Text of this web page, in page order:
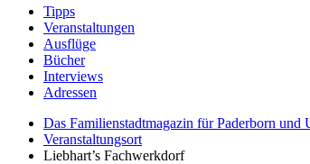
Tipps
Veranstaltungen
Ausflüge
Bücher
Interviews
Adressen
Das Familienstadtmagazin für Paderborn und
Veranstaltungsort
Liebhart’s Fachwerkdorf